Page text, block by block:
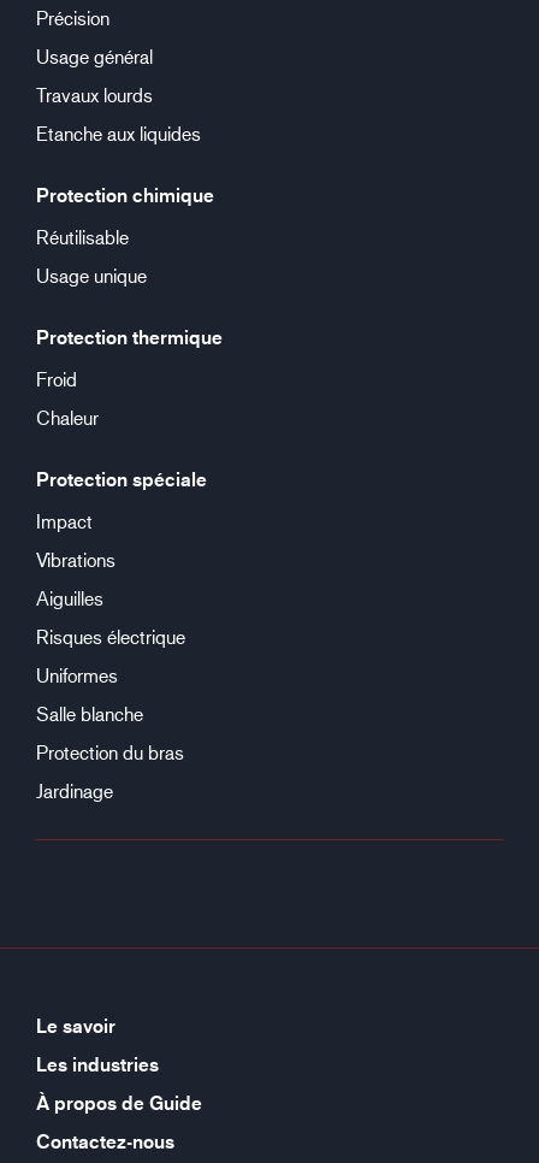
Précision
Usage général
Travaux lourds
Etanche aux liquides
Protection chimique
Réutilisable
Usage unique
Protection thermique
Froid
Chaleur
Protection spéciale
Impact
Vibrations
Aiguilles
Risques électrique
Uniformes
Salle blanche
Protection du bras
Jardinage
Le savoir
Les industries
À propos de Guide
Contactez-nous